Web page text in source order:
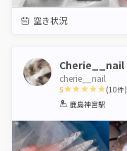
空き状況
Cherie__nail
cherie__nail
5
1 2 3 4 5
(10件)
鹿島神宮駅